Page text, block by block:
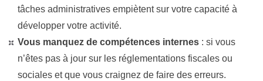
tâches administratives empiètent sur votre capacité à
développer votre activité.
Vous manquez de compétences internes : si vous
n’êtes pas à jour sur les réglementations fiscales ou
sociales et que vous craignez de faire des erreurs.